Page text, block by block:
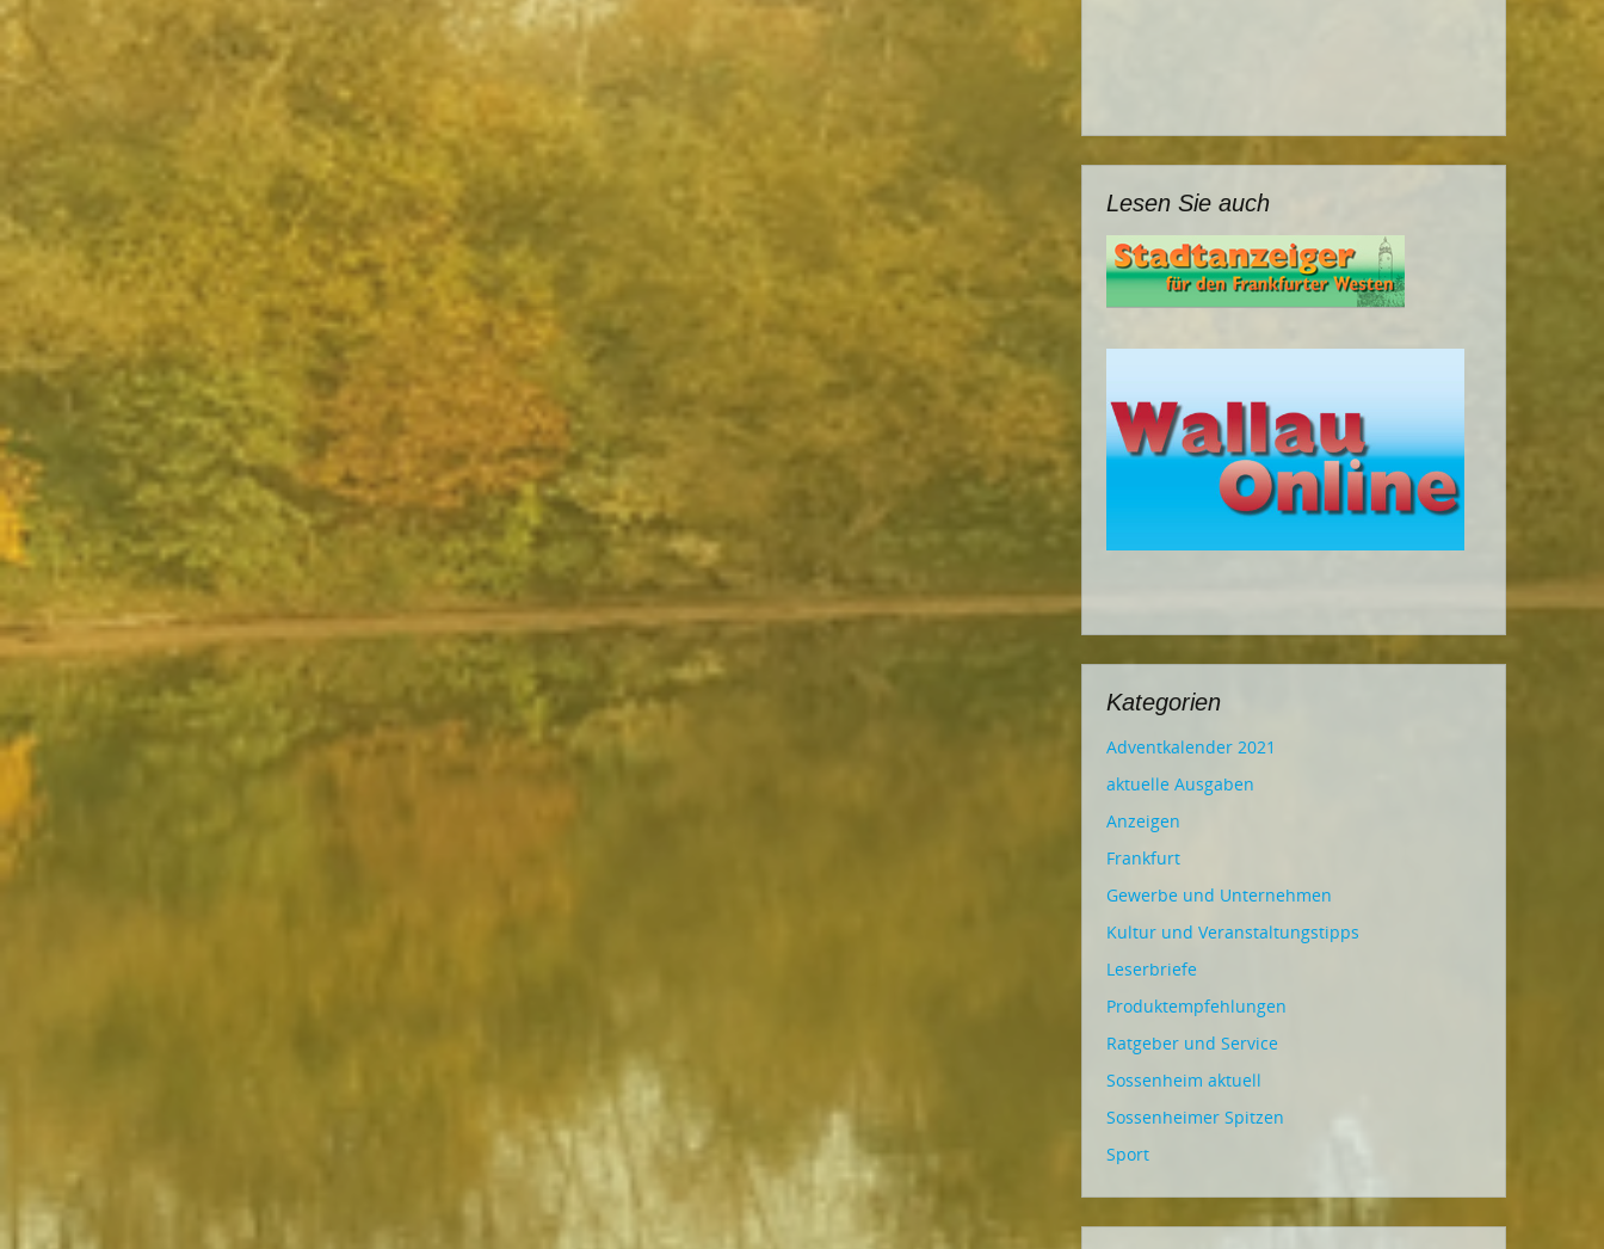
Lesen Sie auch
Kategorien
Adventkalender 2021
aktuelle Ausgaben
Anzeigen
Frankfurt
Gewerbe und Unternehmen
Kultur und Veranstaltungstipps
Leserbriefe
Produktempfehlungen
Ratgeber und Service
Sossenheim aktuell
Sossenheimer Spitzen
Sport